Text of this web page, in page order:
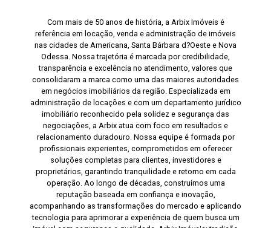
Com mais de 50 anos de história, a Arbix Imóveis é
referência em locação, venda e administração de imóveis
nas cidades de Americana, Santa Bárbara d?Oeste e Nova
Odessa. Nossa trajetória é marcada por credibilidade,
transparência e excelência no atendimento, valores que
consolidaram a marca como uma das maiores autoridades
em negócios imobiliários da região. Especializada em
administração de locações e com um departamento jurídico
imobiliário reconhecido pela solidez e segurança das
negociações, a Arbix atua com foco em resultados e
relacionamento duradouro. Nossa equipe é formada por
profissionais experientes, comprometidos em oferecer
soluções completas para clientes, investidores e
proprietários, garantindo tranquilidade e retorno em cada
operação. Ao longo de décadas, construímos uma
reputação baseada em confiança e inovação,
acompanhando as transformações do mercado e aplicando
tecnologia para aprimorar a experiência de quem busca um